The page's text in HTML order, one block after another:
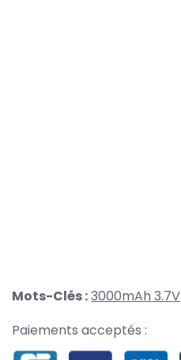
Mots-Clés :3000mAh 3.7V
Paiements acceptés :